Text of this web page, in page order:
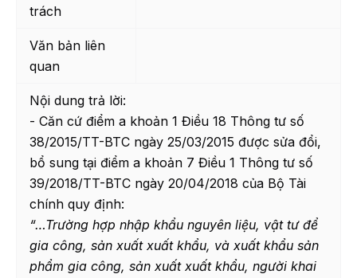
trách
Văn bản liên
quan
Nội dung trả lời:
- Căn cứ điểm a khoản 1 Điều 18 Thông tư số
38/2015/TT-BTC ngày 25/03/2015 được sửa đổi,
bổ sung tại điểm a khoản 7 Điều 1 Thông tư số
39/2018/TT-BTC ngày 20/04/2018 của Bộ Tài
chính quy định:
“…Trường hợp nhập khẩu nguyên liệu, vật tư để
gia công, sản xuất xuất khẩu, và xuất khẩu sản
phẩm gia công, sản xuất xuất khẩu, người khai